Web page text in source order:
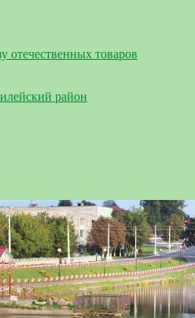
отечественных товаров
район